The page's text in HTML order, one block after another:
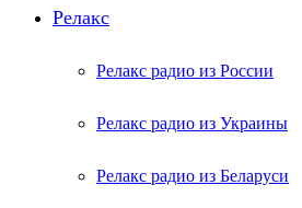
Релакс
Релакс радио из России
Релакс радио из Украины
Релакс радио из Беларуси